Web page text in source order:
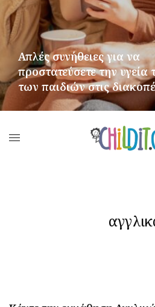
Απλές συνήθειες για να
προστατεύσετε την υγεία
των παιδιών στις